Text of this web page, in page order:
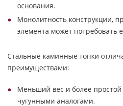
основания.
Монолитность конструкции,
элемента может потребовать
Стальные каминные топки
преимуществами:
Меньший вес и более
чугунными аналогами.